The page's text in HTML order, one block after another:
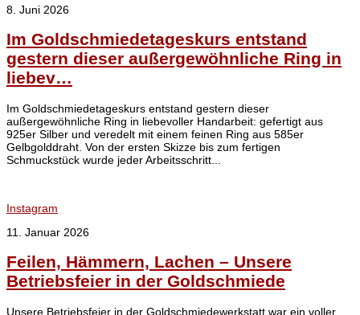
8. Juni 2026
Im Goldschmiedetageskurs entstand
gestern dieser außergewöhnliche Ring in
liebev…
Im Goldschmiedetageskurs entstand gestern dieser
außergewöhnliche Ring in liebevoller Handarbeit: gefertigt aus
925er Silber und veredelt mit einem feinen Ring aus 585er
Gelbgolddraht. Von der ersten Skizze bis zum fertigen
Schmuckstück wurde jeder Arbeitsschritt...
Instagram
11. Januar 2026
Feilen, Hämmern, Lachen – Unsere
Betriebsfeier in der Goldschmiede
Unsere Betriebsfeier in der Goldschmiedewerkstatt war ein voller